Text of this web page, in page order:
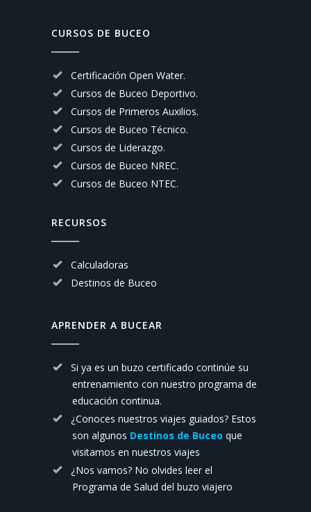
CURSOS DE BUCEO
Certificación Open Water.
Cursos de Buceo Deportivo.
Cursos de Primeros Auxilios.
Cursos de Buceo Técnico.
Cursos de Liderazgo.
Cursos de Buceo NREC.
Cursos de Buceo NTEC.
RECURSOS
Calculadoras
Destinos de Buceo
APRENDER A BUCEAR
Si ya es un buzo certificado continúe su
entrenamiento con nuestro programa de
educación continua.
¿Conoces nuestros viajes guiados? Estos
son algunos Destinos de Buceo que
visitamos en nuestros viajes
¿Nos vamos? No olvides leer el
Programa de Salud del buzo viajero